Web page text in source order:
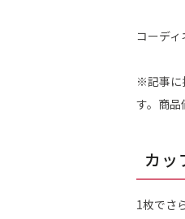
コーデ
※記事に
す。商
カッ
1枚でさ